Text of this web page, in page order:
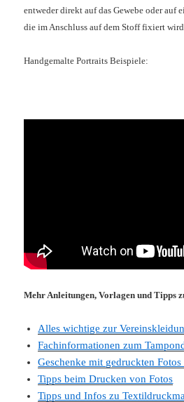
entweder direkt auf das Gewebe oder auf
die im Anschluss auf dem Stoff fixiert
Handgemalte Portraits Beispiele:
Mehr Anleitungen, Vorlagen und Tipps
Alles wichtige zur
Fachinformationen zum
Geschenke mit gedruckten
Tipps beim Drucken von Fotos
Tipps und Infos zu